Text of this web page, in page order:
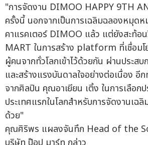
"การจัดงาน DIMOO HAPPY 9TH
ครั้งนี้ นอกจากเป็นการเฉลิมฉลองหมุด
คาแรคเตอร์ DIMOO แล้ว แต่ยังสะท้อ
MART ในการสร้าง platform ที่เชื่อมโ
ผู้คนจากทั่วโลกเข้าไว้ด้วยกัน ผ่านประส
และสร้างแรงบันดาลใจอย่างต่อเนื่อง อี
จากศิลปิน คุณอาเยียน เติ้ง ในการเลือกป
ประเทศแรกในโลกสำหรับการจัดงานเฉ
ด้วย"
คุณศิริพร แผลงจันทึก Head of the